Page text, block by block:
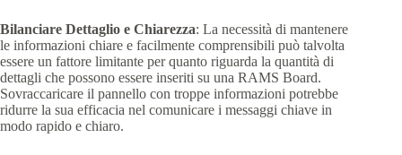
Bilanciare Dettaglio e Chiarezza: La necessità di mantenere
le informazioni chiare e facilmente comprensibili può talvolta
essere un fattore limitante per quanto riguarda la quantità di
dettagli che possono essere inseriti su una RAMS Board.
Sovraccaricare il pannello con troppe informazioni potrebbe
ridurre la sua efficacia nel comunicare i messaggi chiave in
modo rapido e chiaro.